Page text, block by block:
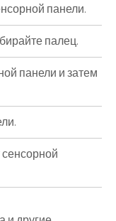
панели.
палец.
панели и затем